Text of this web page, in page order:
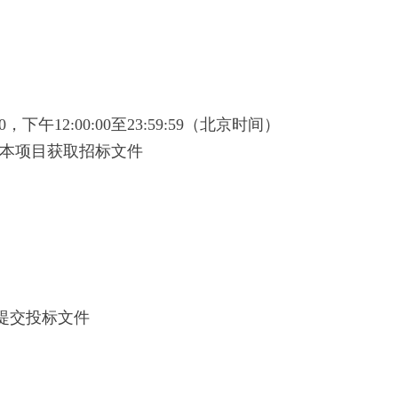
下午12:00:00至23:59:59（北京时间）
项目获取招标文件
交投标文件